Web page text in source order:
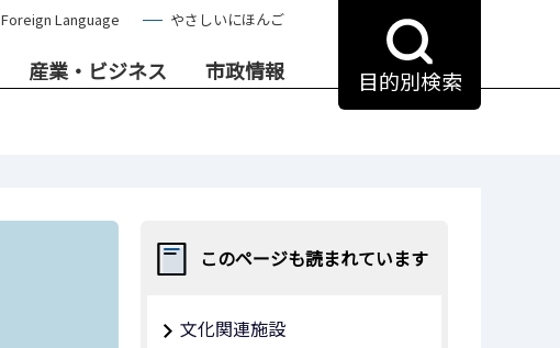
Foreign Language やさしいにほんご
産業・ビジネス 市政情報 目的別検索
このページも読まれています
文化関連施設